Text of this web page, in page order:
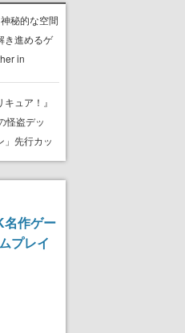
神秘的な空間
き進めるゲ
in
でリリー
られた世
舞台に、4
キュア！』
怪盗デッ
」先行カッ
ぼくろにモ
テリアスな
名作ゲー
プレイ